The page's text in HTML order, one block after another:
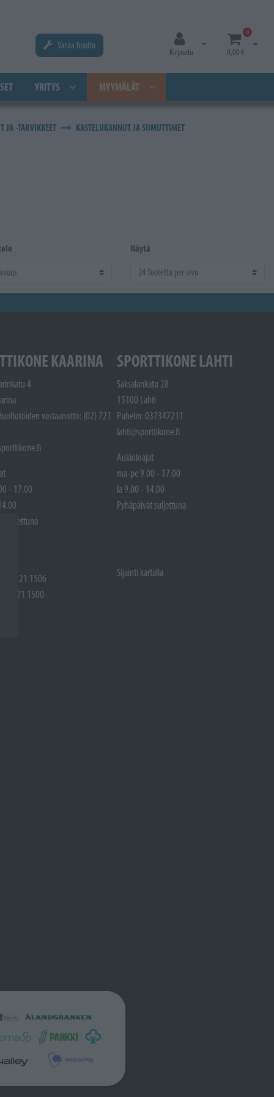
Varaa huolto
Kirjaudu
Avaa kirjautuminen
0
0,00 €
Avaa
YRITYS MYYMÄLÄT
JA -TARVIKKEET KASTELUKANNUT JA SUMUTTIMET
Näytä
KAARINA
4
vastaanotto: (02) 721
- 17.00
suljettuna
721 1506
721 1500
SPORTTIKONE LAHTI
Saksalankatu 28
15100 Lahti
Puhelin: 037347211
lahti@sporttikone.fi
Aukioloajat
ma-pe 9.00 - 17.00
la 9.00 - 14.00
Pyhäpäivät suljettuna
Sijainti kartalla